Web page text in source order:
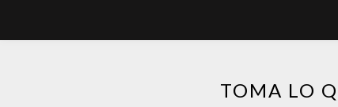
TOMA LO